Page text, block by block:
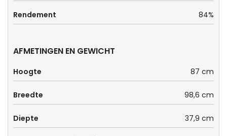
Rendement 84%
AFMETINGEN EN GEWICHT
Hoogte 87 cm
Breedte 98,6 cm
Diepte 37,9 cm